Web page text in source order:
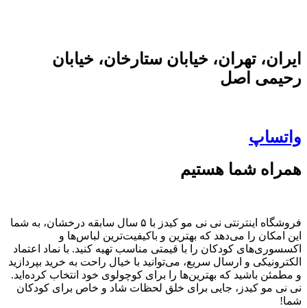
ایران، تهران، خیابان ستارخان، خیابان
رحیمی اصل
واتساپ
همراه شما هستیم
فروشگاه اینترنتی نی نی مو کیدز با ۵ سال سابقه درخشان، به شما
این امکان را می‌دهد که بهترین و باکیفیت‌ترین لباس‌ها و
اکسسوری‌های کودکان را با قیمتی مناسب تهیه کنید. با نماد اعتماد
الکترونیکی و ارسال سریع، می‌توانید با خیال راحت به خرید بپردازید
و مطمئن باشید که بهترین‌ها را برای کوچولوی خود انتخاب کرده‌اید.
نی نی مو کیدز، جایی برای خلق لحظات شاد و خاص برای کودکان
شما!